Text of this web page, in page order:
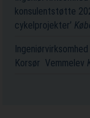
konsulentstøtte
cykelprojekter’
Korsør ­ Vemmelev